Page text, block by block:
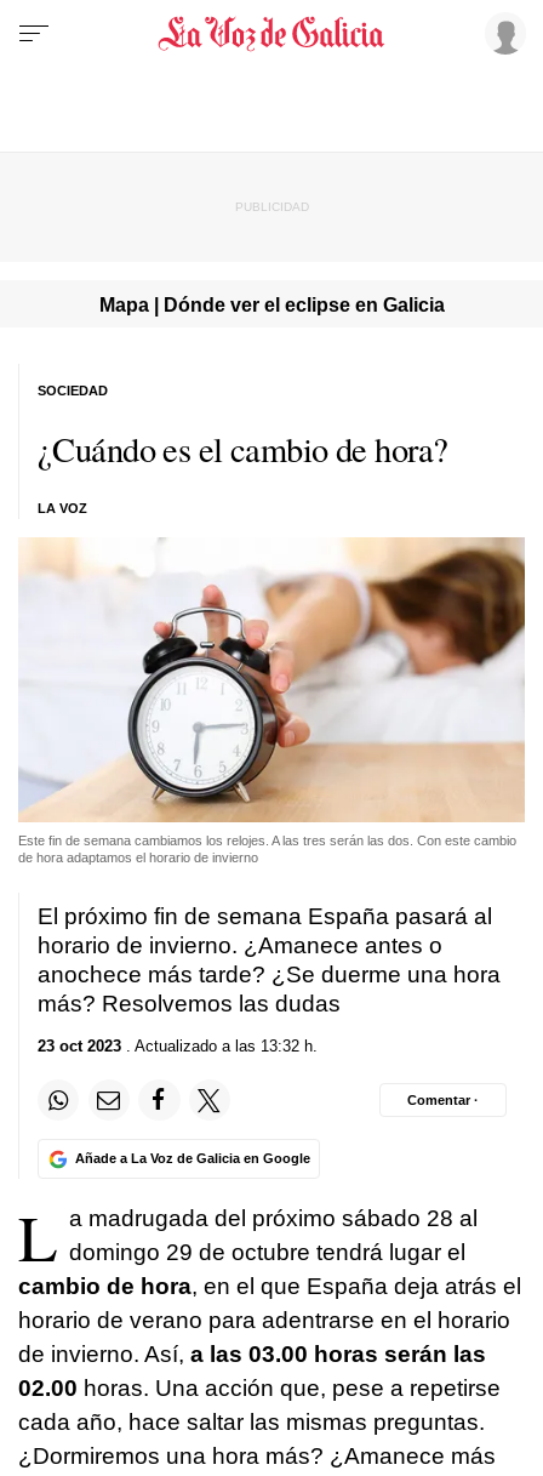
Mapa | Dónde ver el eclipse en Galicia
¿Cuándo es el cambio de hora?
LA VOZ
SOCIEDAD
Este fin de semana cambiamos los relojes. A las tres serán las dos. Con este cambio
de hora adaptamos el horario de invierno
El próximo fin de semana España pasará al
horario de invierno. ¿Amanece antes o
anochece más tarde? ¿Se duerme una hora
más? Resolvemos las dudas
23 oct 2023 . Actualizado a las 13:32 h.
Añade a La Voz de Galicia en Google
Comentar ·
L a madrugada del próximo sábado 28 al
domingo 29 de octubre tendrá lugar el
cambio de hora, en el que España deja atrás el
horario de verano para adentrarse en el horario
de invierno. Así, a las 03.00 horas serán las
02.00 horas. Una acción que, pese a repetirse
cada año, hace saltar las mismas preguntas.
¿Dormiremos una hora más? ¿Amanece más